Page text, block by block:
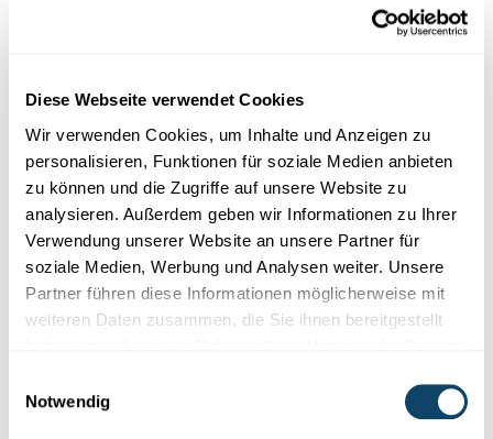
Diese Webseite verwendet Cookies
Wir verwenden Cookies, um Inhalte und Anzeigen zu
personalisieren, Funktionen für soziale Medien anbieten
zu können und die Zugriffe auf unsere Website zu
analysieren. Außerdem geben wir Informationen zu Ihrer
Verwendung unserer Website an unsere Partner für
soziale Medien, Werbung und Analysen weiter. Unsere
Partner führen diese Informationen möglicherweise mit
weiteren Daten zusammen, die Sie ihnen bereitgestellt
Notwendig
Ist es gesundheitsschädlich, Wasser im